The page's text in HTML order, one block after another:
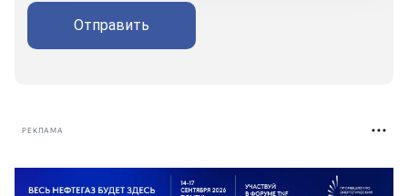
Отправить
РЕКЛАМА